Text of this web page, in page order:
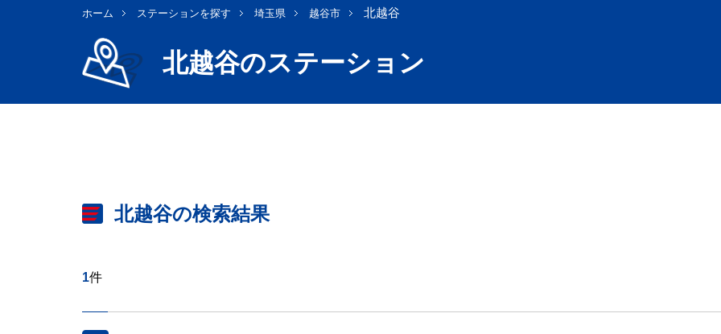
ホーム ステーションを探す 埼玉県 越谷市 北越谷
北越谷のステーション
北越谷の検索結果
1件